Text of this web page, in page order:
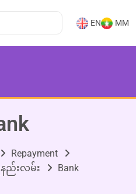
EN MM
Repayment
နည်းလမ်း
Bank